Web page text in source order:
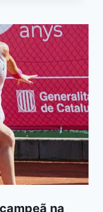
na